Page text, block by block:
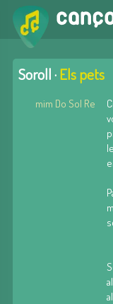
Soroll ·Els pets
mim Do Sol Re